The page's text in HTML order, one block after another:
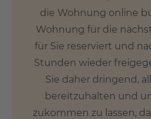
die Wohnung online
Wohnung für die
für Sie reserviert und
Stunden wieder
Sie daher dringend,
bereitzuhalten und
zukommen zu lassen,